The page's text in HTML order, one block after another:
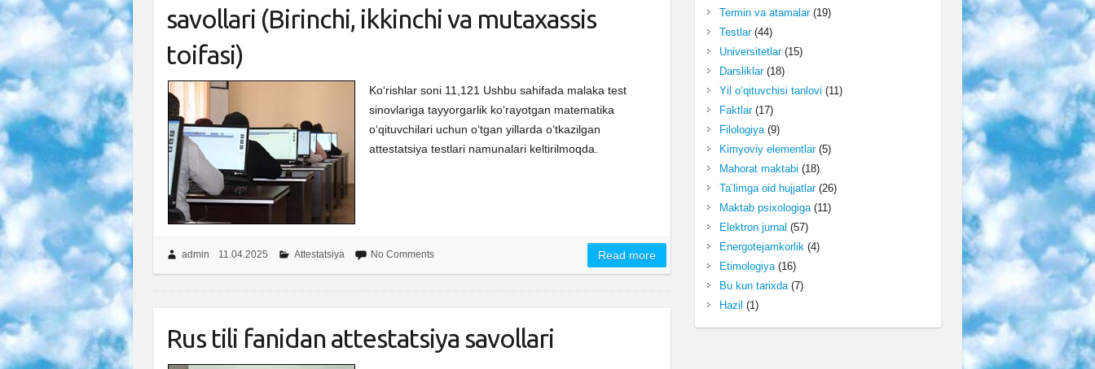
savollari (Birinchi, ikkinchi va mutaxassis
toifasi)
Ko‘rishlar soni 11,121 Ushbu sahifada malaka test
sinovlariga tayyorgarlik ko‘rayotgan matematika
o‘qituvchilari uchun o‘tgan yillarda o‘tkazilgan
attestatsiya testlari namunalari keltirilmoqda.
admin 11.04.2025 Attestatsiya No Comments Read more
Rus tili fanidan attestatsiya savollari
Termin va atamalar(19)
Testlar(44)
Universitetlar(15)
Darsliklar(18)
Yil o‘qituvchisi tanlovi (11)
Faktlar(17)
Filologiya(9)
Kimyoviy elementlar(5)
Mahorat maktabi (18)
Ta’limga oid hujjatlar(26)
Maktab psixologiga(11)
Elektron jurnal (57)
Energotejamkorlik(4)
Etimologiya(16)
Bu kun tarixda(7)
Hazil (1)